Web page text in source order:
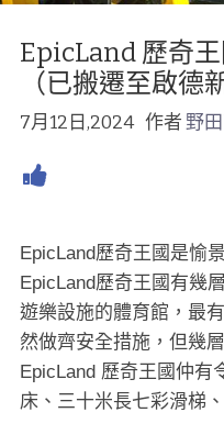
EpicLand 歷奇
（已搬遷至啟德
7月12日,2024 作者 野
EpicLand歷奇王國是愉
EpicLand歷奇王國有幾
遊樂設施的體育館，最
然做齊安全措施，但幾
EpicLand 歷奇王國仲有
床、三十米長七彩滑梯